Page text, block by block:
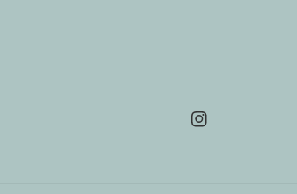
Instagram